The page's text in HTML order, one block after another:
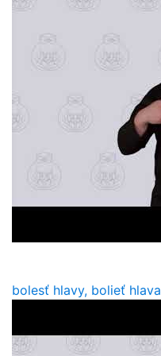
bolesť hlavy, bolieť hlava